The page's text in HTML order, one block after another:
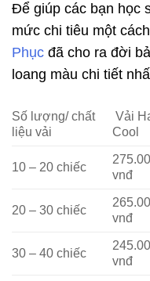
Để giúp các bạn học
mức chi tiêu một
Phục đã cho ra đời
loang màu chi tiết
Số lượng/ chất
liệu vải
Vải
Cool
10 – 20 chiếc
vnđ
20 – 30 chiếc
vnđ
30 – 40 chiếc
vnđ